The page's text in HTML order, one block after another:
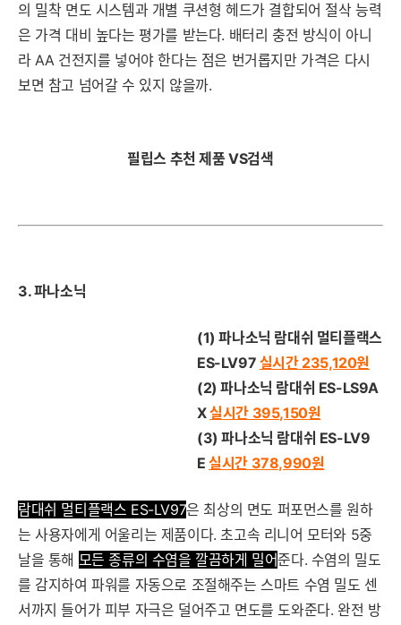
의 밀착 면도 시스템과 개별 쿠션형 헤드가 결합되어 절삭 능력
은 가격 대비 높다는 평가를 받는다. 배터리 충전 방식이 아니
라 AA 건전지를 넣어야 한다는 점은 번거롭지만 가격은 다시
보면 참고 넘어갈 수 있지 않을까.
필립스 추천 제품 VS검색
3. 파나소닉
(1) 파나소닉 람대쉬 멀티플랙스
ES-LV97 실시간 235,120원
(2) 파나소닉 람대쉬 ES-LS9A
X실시간 395,150원
(3)파나소닉 람대쉬 ES-LV9
E실시간 378,990원
람대쉬 멀티플랙스 ES-LV97은 최상의 면도 퍼포먼스를 원하
는 사용자에게 어울리는 제품이다. 초고속 리니어 모터와 5중
날을 통해 모든 종류의 수염을 깔끔하게 밀어준다. 수염의 밀도
를 감지하여 파워를 자동으로 조절해주는 스마트 수염 밀도 센
서까지 들어가 피부 자극은 덜어주고 면도를 도와준다. 완전 방